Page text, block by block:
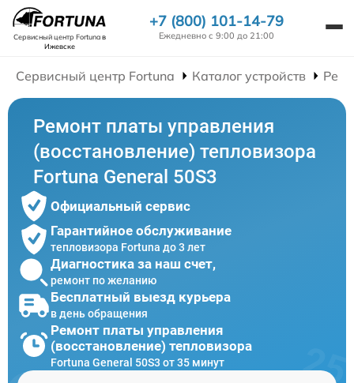
Сервисный центр Fortunaв
Ижевске
+7 (800) 101-14-79
Ежедневно с 9:00 до 21:00
Сервисный центр Fortuna Каталог устройств
Ремонт платы управления
(восстановление) тепловизора
Fortuna General 50S3
Официальный сервис
Гарантийное обслуживание
тепловизора Fortuna до 3 лет
Диагностика за наш счет,
ремонт по желанию
Бесплатный выезд курьера
в день обращения
Ремонт платы управления
(восстановление) тепловизора
Fortuna General 50S3 от 35 минут